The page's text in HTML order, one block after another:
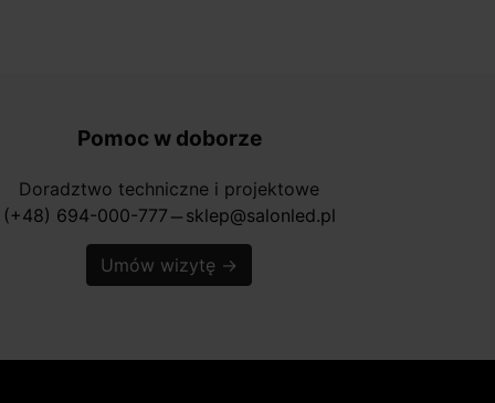
Pomoc w doborze
Doradztwo techniczne i projektowe
(+48) 694-000-777 horizontal_rule sklep@salonled.pl
Umów wizytę →